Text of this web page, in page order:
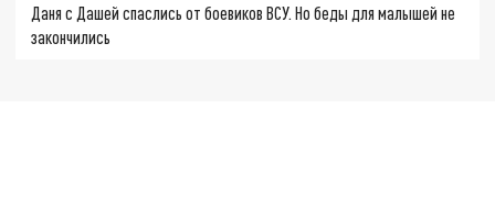
Даня с Дашей спаслись от боевиков ВСУ. Но беды для малышей не
закончились